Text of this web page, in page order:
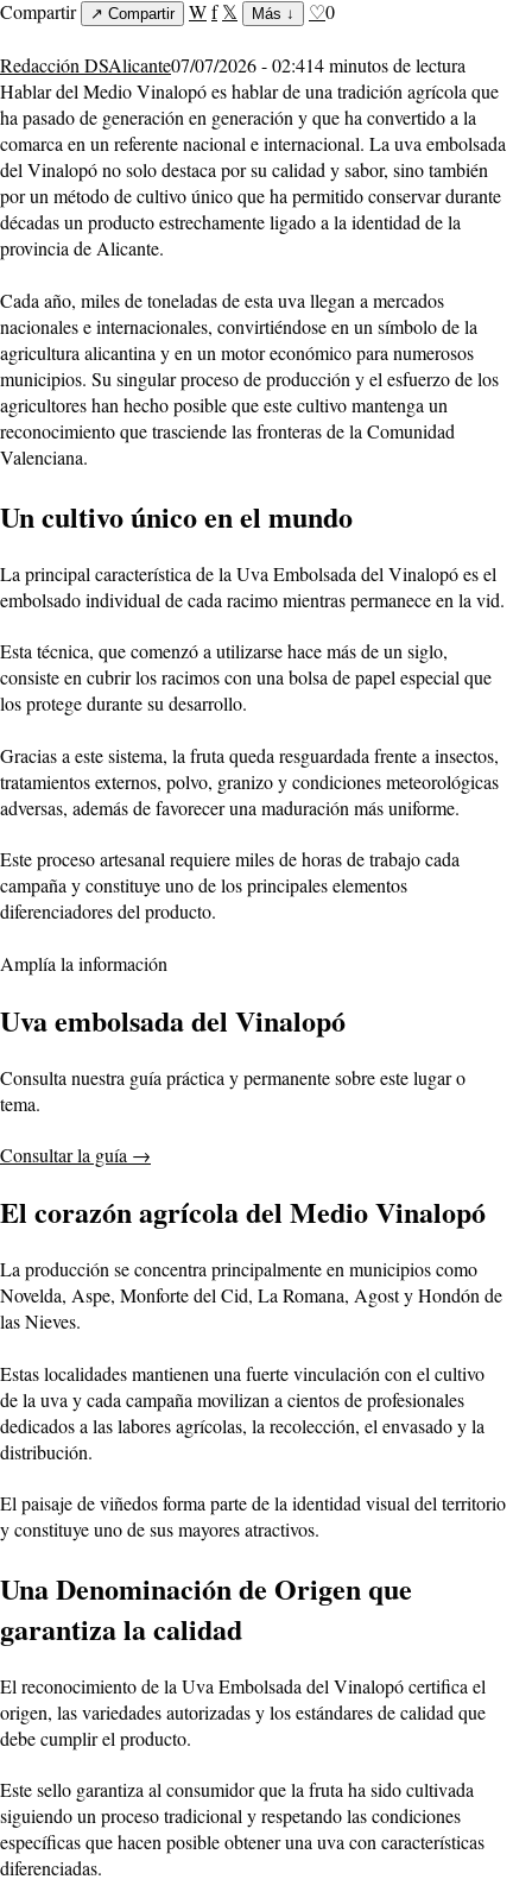
Compartir ↗ Compartir Wf 𝕏 Más ↓ ♡0
Redacción DSAlicante07/07/2026 - 02:414 minutos de lectura
Hablar del Medio Vinalopó es hablar de una tradición agrícola que
ha pasado de generación en generación y que ha convertido a la
comarca en un referente nacional e internacional. La uva embolsada
del Vinalopó no solo destaca por su calidad y sabor, sino también
por un método de cultivo único que ha permitido conservar durante
décadas un producto estrechamente ligado a la identidad de la
provincia de Alicante.
Cada año, miles de toneladas de esta uva llegan a mercados
nacionales e internacionales, convirtiéndose en un símbolo de la
agricultura alicantina y en un motor económico para numerosos
municipios. Su singular proceso de producción y el esfuerzo de los
agricultores han hecho posible que este cultivo mantenga un
reconocimiento que trasciende las fronteras de la Comunidad
Valenciana.
Un cultivo único en el mundo
La principal característica de la Uva Embolsada del Vinalopó es el
embolsado individual de cada racimo mientras permanece en la vid.
Esta técnica, que comenzó a utilizarse hace más de un siglo,
consiste en cubrir los racimos con una bolsa de papel especial que
los protege durante su desarrollo.
Gracias a este sistema, la fruta queda resguardada frente a insectos,
tratamientos externos, polvo, granizo y condiciones meteorológicas
adversas, además de favorecer una maduración más uniforme.
Este proceso artesanal requiere miles de horas de trabajo cada
campaña y constituye uno de los principales elementos
diferenciadores del producto.
Amplía la información
Uva embolsada del Vinalopó
Consulta nuestra guía práctica y permanente sobre este lugar o
tema.
Consultar la guía →
El corazón agrícola del Medio Vinalopó
La producción se concentra principalmente en municipios como
Novelda, Aspe, Monforte del Cid, La Romana, Agost y Hondón de
las Nieves.
Estas localidades mantienen una fuerte vinculación con el cultivo
de la uva y cada campaña movilizan a cientos de profesionales
dedicados a las labores agrícolas, la recolección, el envasado y la
distribución.
El paisaje de viñedos forma parte de la identidad visual del territorio
y constituye uno de sus mayores atractivos.
Una Denominación de Origen que
garantiza la calidad
El reconocimiento de la Uva Embolsada del Vinalopó certifica el
origen, las variedades autorizadas y los estándares de calidad que
debe cumplir el producto.
Este sello garantiza al consumidor que la fruta ha sido cultivada
siguiendo un proceso tradicional y respetando las condiciones
específicas que hacen posible obtener una uva con características
diferenciadas.